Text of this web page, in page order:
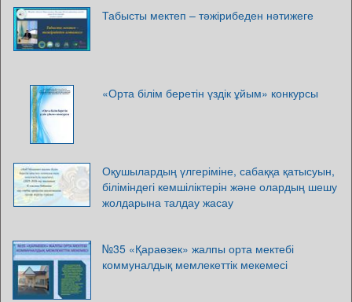
Табысты мектеп – тәжірибеден нәтижеге
«Орта білім беретін үздік ұйым» конкурсы
Оқушылардың үлгеріміне, сабаққа қатысуын,
біліміндегі кемшіліктерін және олардың шешу
жолдарына талдау жасау
№35 «Қараөзек» жалпы орта мектебі
коммуналдық мемлекеттік мекемесі